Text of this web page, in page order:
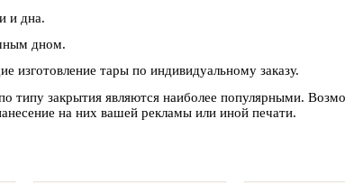
и дна.
дном.
изготовление тары по индивидуальному заказу.
типу закрытия являются наиболее популярными.
на них вашей рекламы или иной печати.